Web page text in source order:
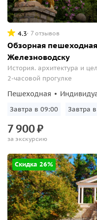
4.3 7 отзывов
Обзорная
Железноводску
История. архитектура и
2-часовой прогулке
Пешеходная
Завтра в 09:00 Завтра
7900₽
за экскурсию
Скидка 26%